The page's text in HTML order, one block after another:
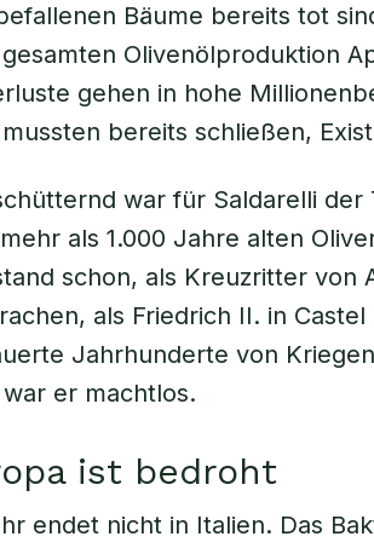
Bäume bereits tot
Olivenölproduktion
gehen in hohe
bereits schließen,
war für Saldarelli der
als 1.000 Jahre alten
schon, als Kreuzritter von
als Friedrich II. in
Jahrhunderte von
war er machtlos.
ist bedroht
endet nicht in Italien. Das